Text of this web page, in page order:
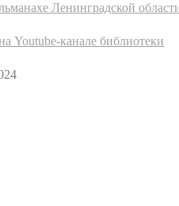
Ленинградской
Youtube-канале библиотеки